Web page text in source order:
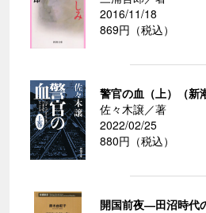
2016/11/18
869円（税込）
警官の血（上）（新
佐々木譲／著
2022/02/25
880円（税込）
開国前夜―田沼時代